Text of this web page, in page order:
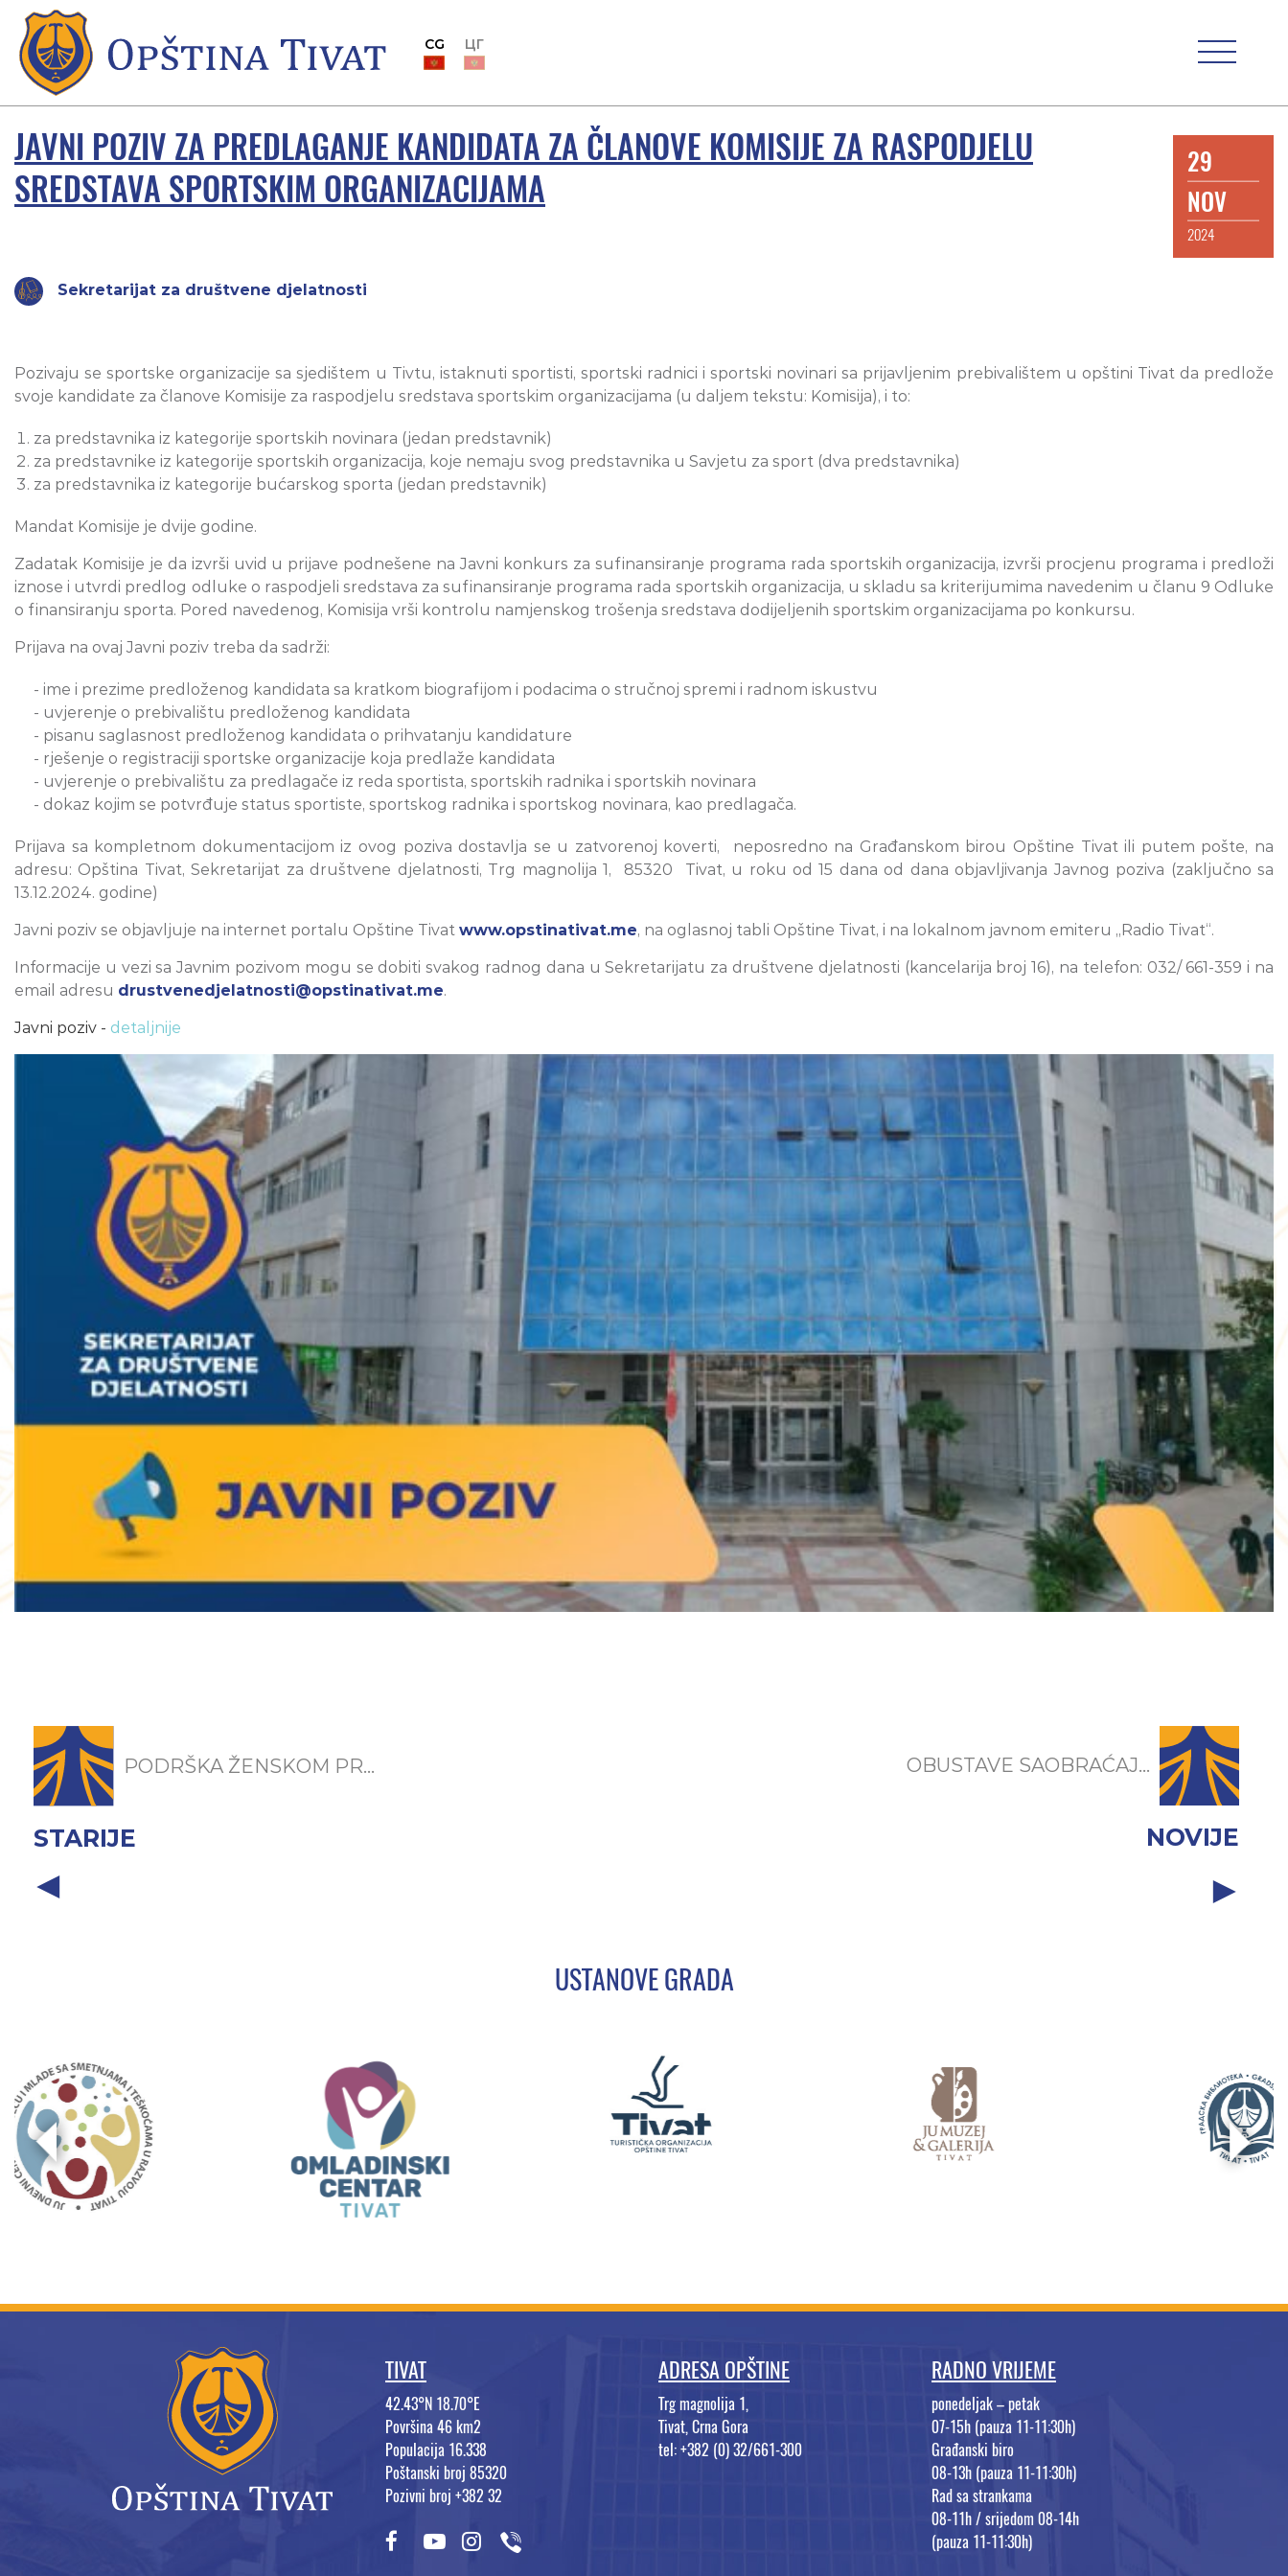
CG ЦГ
JAVNI POZIV ZA PREDLAGANJE KANDIDATA ZA ČLANOVE KOMISIJE ZA RASPODJELU
SREDSTAVA SPORTSKIM ORGANIZACIJAMA
29
NOV
2024
Sekretarijat za društvene djelatnosti
Pozivaju se sportske organizacije sa sjedištem u Tivtu, istaknuti sportisti, sportski radnici i sportski novinari sa prijavljenim prebivalištem u opštini Tivat da predlože
svoje kandidate za članove Komisije za raspodjelu sredstava sportskim organizacijama (u daljem tekstu: Komisija), i to:
za predstavnika iz kategorije sportskih novinara (jedan predstavnik)
za predstavnike iz kategorije sportskih organizacija, koje nemaju svog predstavnika u Savjetu za sport (dva predstavnika)
za predstavnika iz kategorije bućarskog sporta (jedan predstavnik)
Mandat Komisije je dvije godine.
Zadatak Komisije je da izvrši uvid u prijave podnešene na Javni konkurs za sufinansiranje programa rada sportskih organizacija, izvrši procjenu programa i predloži
iznose i utvrdi predlog odluke o raspodjeli sredstava za sufinansiranje programa rada sportskih organizacija, u skladu sa kriterijumima navedenim u članu 9 Odluke
o finansiranju sporta. Pored navedenog, Komisija vrši kontrolu namjenskog trošenja sredstava dodijeljenih sportskim organizacijama po konkursu.
Prijava na ovaj Javni poziv treba da sadrži:
- ime i prezime predloženog kandidata sa kratkom biografijom i podacima o stručnoj spremi i radnom iskustvu
- uvjerenje o prebivalištu predloženog kandidata
- pisanu saglasnost predloženog kandidata o prihvatanju kandidature
- rješenje o registraciji sportske organizacije koja predlaže kandidata
- uvjerenje o prebivalištu za predlagače iz reda sportista, sportskih radnika i sportskih novinara
- dokaz kojim se potvrđuje status sportiste, sportskog radnika i sportskog novinara, kao predlagača.
Prijava sa kompletnom dokumentacijom iz ovog poziva dostavlja se u zatvorenoj koverti, neposredno na Građanskom birou Opštine Tivat ili putem pošte, na
adresu: Opština Tivat, Sekretarijat za društvene djelatnosti, Trg magnolija 1, 85320 Tivat, u roku od 15 dana od dana objavljivanja Javnog poziva (zaključno sa
13.12.2024. godine)
Javni poziv se objavljuje na internet portalu Opštine Tivat www.opstinativat.me, na oglasnoj tabli Opštine Tivat, i na lokalnom javnom emiteru „Radio Tivat“.
Informacije u vezi sa Javnim pozivom mogu se dobiti svakog radnog dana u Sekretarijatu za društvene djelatnosti (kancelarija broj 16), na telefon: 032/ 661-359 i na
email adresu drustvenedjelatnosti@opstinativat.me.
Javni poziv - detaljnije
PODRŠKA ŽENSKOM PR...
STARIJE
OBUSTAVE SAOBRAĆAJ...
NOVIJE
USTANOVE GRADA
TIVAT
42.43°N 18.70°E
Površina 46 km2
Populacija 16.338
Poštanski broj 85320
Pozivni broj +382 32
ADRESA OPŠTINE
Trg magnolija 1,
Tivat, Crna Gora
tel: +382 (0) 32/661-300
RADNO VRIJEME
ponedeljak – petak
07-15h (pauza 11-11:30h)
Građanski biro
08-13h (pauza 11-11:30h)
Rad sa strankama
08-11h / srijedom 08-14h
(pauza 11-11:30h)